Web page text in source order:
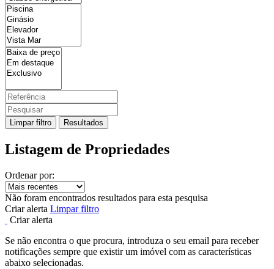
Limpar filtro Resultados
Listagem de Propriedades
Ordenar por:
Não foram encontrados resultados para esta pesquisa
Criar alerta Limpar filtro
Criar alerta
Se não encontra o que procura, introduza o seu email para receber
notificações sempre que existir um imóvel com as características
abaixo selecionadas.